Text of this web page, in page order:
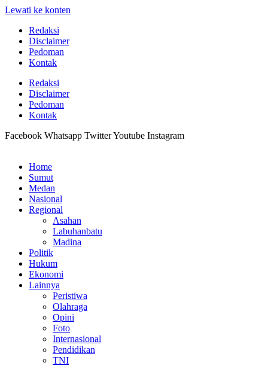
Lewati ke konten
Redaksi
Disclaimer
Pedoman
Kontak
Redaksi
Disclaimer
Pedoman
Kontak
Facebook Whatsapp TwitterYoutube Instagram
Home
Sumut
Medan
Nasional
Regional
Asahan
Labuhanbatu
Madina
Politik
Hukum
Ekonomi
Lainnya
Peristiwa
Olahraga
Opini
Foto
Internasional
Pendidikan
TNI